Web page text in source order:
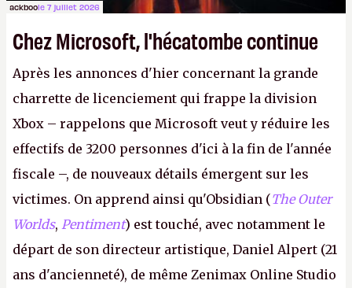
ackboole 7 juillet 2026
Chez Microsoft, l'hécatombe continue
Après les annonces d'hier concernant la grande
charrette de licenciement qui frappe la division
Xbox – rappelons que Microsoft veut y réduire les
effectifs de 3200 personnes d'ici à la fin de l'année
fiscale –, de nouveaux détails émergent sur les
victimes. On apprend ainsi qu'Obsidian (The Outer
Worlds, Pentiment) est touché, avec notamment le
départ de son directeur artistique, Daniel Alpert (21
ans d'ancienneté), de même Zenimax Online Studio